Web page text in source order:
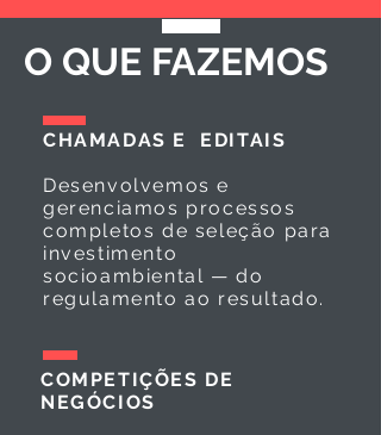
O QUE FAZEMOS
CHAMADAS E EDITAIS
Desenvolvemos e
gerenciamos processos
completos de seleção para
investimento
socioambiental — do
regulamento ao resultado.
COMPETIÇÕES DE
NEGÓCIOS